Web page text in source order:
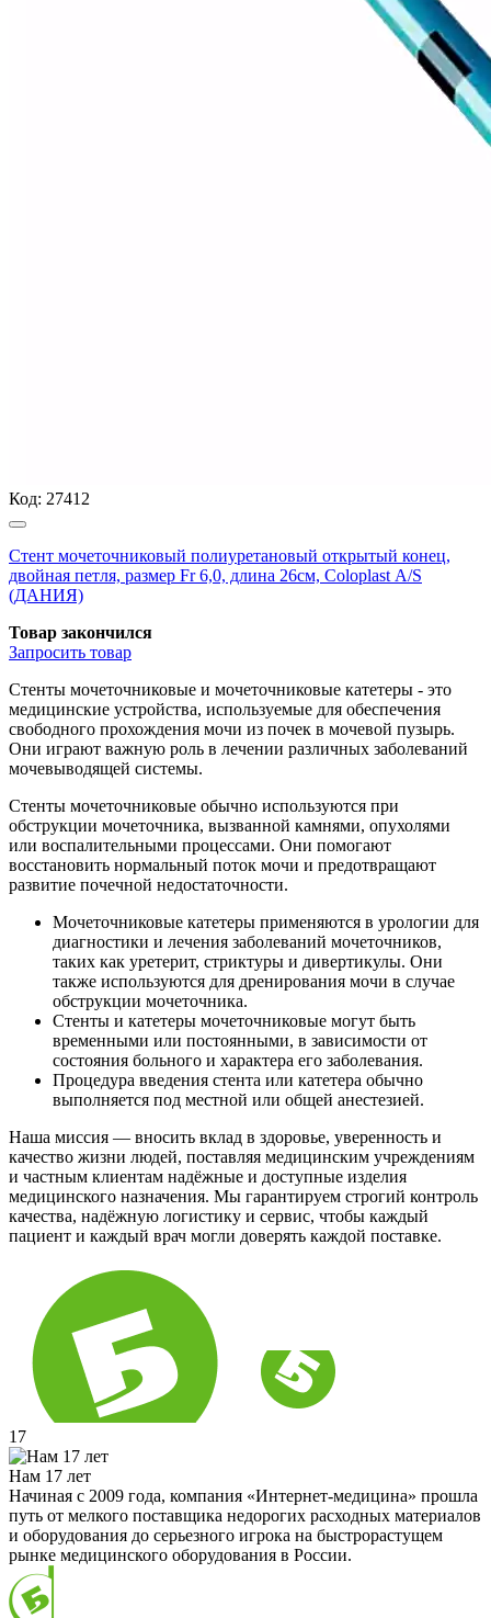
Код: 27412
Стент мочеточниковый полиуретановый открытый конец,
двойная петля, размер Fr 6,0, длина 26см, Coloplast А/S
(ДАНИЯ)
Товар закончился
Запросить товар
Стенты мочеточниковые и мочеточниковые катетеры - это
медицинские устройства, используемые для обеспечения
свободного прохождения мочи из почек в мочевой пузырь.
Они играют важную роль в лечении различных заболеваний
мочевыводящей системы.
Стенты мочеточниковые обычно используются при
обструкции мочеточника, вызванной камнями, опухолями
или воспалительными процессами. Они помогают
восстановить нормальный поток мочи и предотвращают
развитие почечной недостаточности.
Мочеточниковые катетеры применяются в урологии для
диагностики и лечения заболеваний мочеточников,
таких как уретерит, стриктуры и дивертикулы. Они
также используются для дренирования мочи в случае
обструкции мочеточника.
Стенты и катетеры мочеточниковые могут быть
временными или постоянными, в зависимости от
состояния больного и характера его заболевания.
Процедура введения стента или катетера обычно
выполняется под местной или общей анестезией.
Наша миссия — вносить вклад в здоровье, уверенность и
качество жизни людей, поставляя медицинским учреждениям
и частным клиентам надёжные и доступные изделия
медицинского назначения. Мы гарантируем строгий контроль
качества, надёжную логистику и сервис, чтобы каждый
пациент и каждый врач могли доверять каждой поставке.
17
Нам 17 лет
Начиная с 2009 года, компания «Интернет-медицина» прошла
путь от мелкого поставщика недорогих расходных материалов
и оборудования до серьезного игрока на быстрорастущем
рынке медицинского оборудования в России.